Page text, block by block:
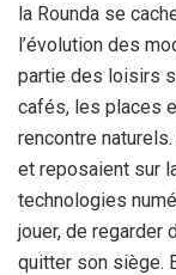
la Rounda se
l’évolution des
partie des loisirs
cafés, les places
rencontre
et reposaient sur
technologies
jouer, de regarder
quitter son siège.